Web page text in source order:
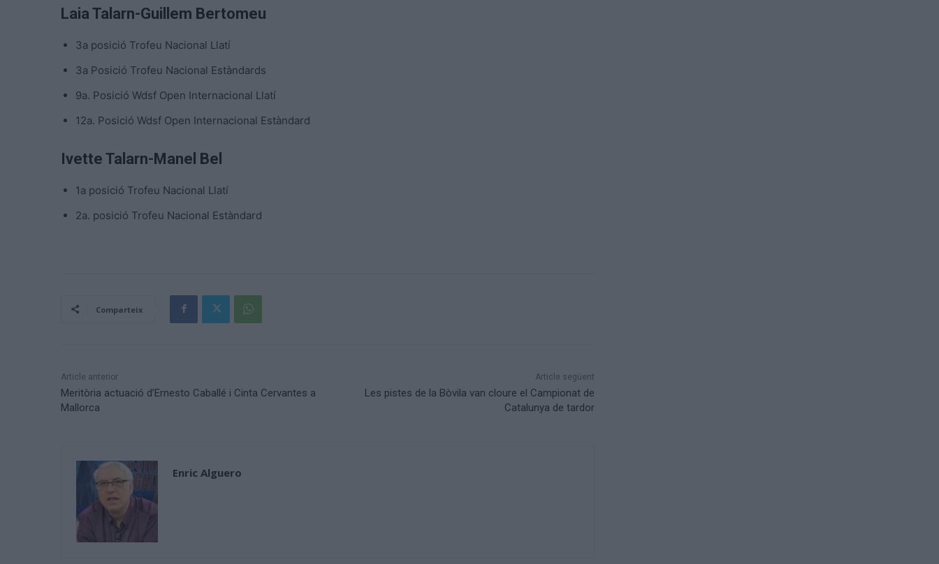
Laia Talarn-Guillem Bertomeu
3a posició Trofeu Nacional Llatí
3a Posició Trofeu Nacional Estàndards
9a. Posició Wdsf Open Internacional Llatí
12a. Posició Wdsf Open Internacional Estàndard
Ivette Talarn-Manel Bel
1a posició Trofeu Nacional Llatí
2a. posició Trofeu Nacional Estàndard
Comparteix
Article anterior
Meritòria actuació d’Ernesto Caballé i Cinta Cervantes a
Mallorca
Article següent
Les pistes de la Bòvila van cloure el Campionat de
Catalunya de tardor
Enric Alguero